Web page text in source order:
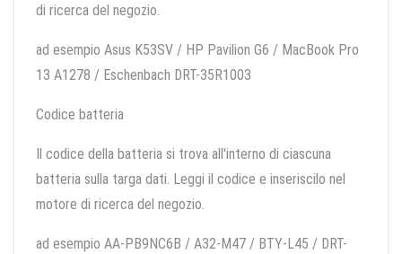
di ricerca del negozio.
ad esempio Asus K53SV / HP Pavilion G6 / MacBook Pro
13 A1278 / Eschenbach DRT-35R1003
Codice batteria
Il codice della batteria si trova all'interno di ciascuna
batteria sulla targa dati. Leggi il codice e inseriscilo nel
motore di ricerca del negozio.
ad esempio AA-PB9NC6B / A32-M47 / BTY-L45 / DRT-